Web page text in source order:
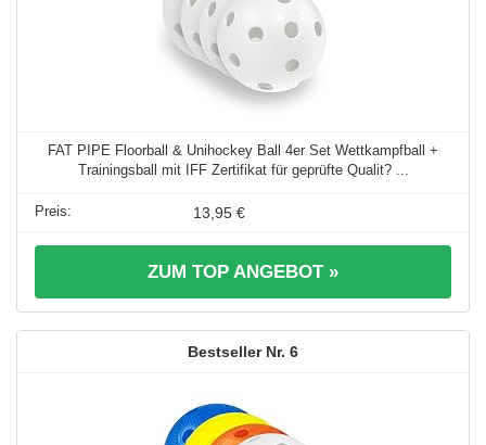
FAT PIPE Floorball & Unihockey Ball 4er Set Wettkampfball +
Trainingsball mit IFF Zertifikat für geprüfte Qualit? ...
13,95 €
ZUM TOP ANGEBOT »
6